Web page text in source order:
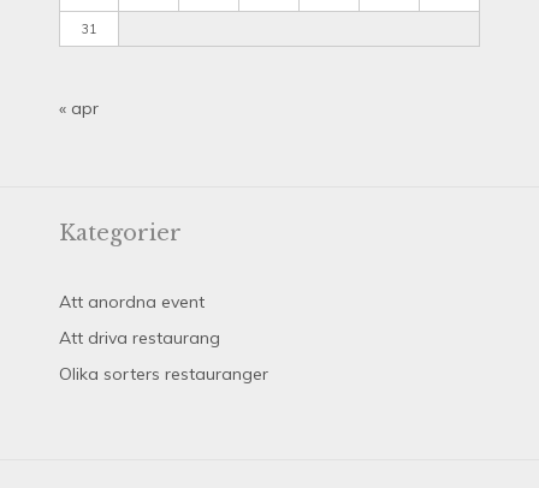
31
« apr
Kategorier
Att anordna event
Att driva restaurang
Olika sorters restauranger